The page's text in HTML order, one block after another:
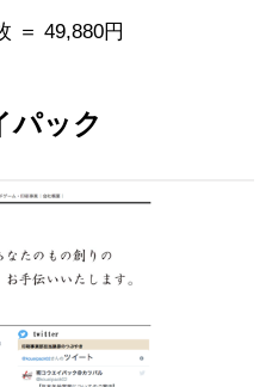
＝ 49,880円
パック